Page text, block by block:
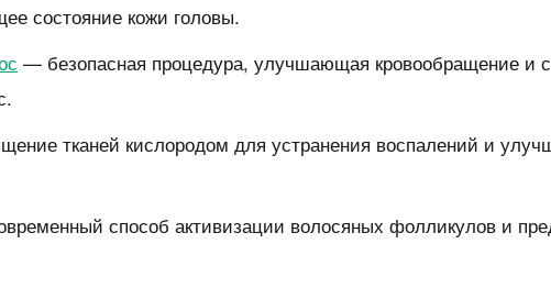
состояние кожи головы.
— безопасная процедура, улучшающая кровообращение и
тканей кислородом для устранения воспалений и
способ активизации волосяных фолликулов и